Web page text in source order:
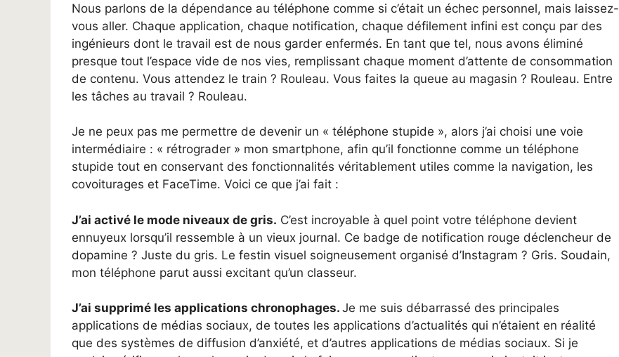
Nous parlons de la dépendance au téléphone comme si c’était un échec personnel, mais laissez-
vous aller. Chaque application, chaque notification, chaque défilement infini est conçu par des
ingénieurs dont le travail est de nous garder enfermés. En tant que tel, nous avons éliminé
presque tout l’espace vide de nos vies, remplissant chaque moment d’attente de consommation
de contenu. Vous attendez le train ? Rouleau. Vous faites la queue au magasin ? Rouleau. Entre
les tâches au travail ? Rouleau.
Je ne peux pas me permettre de devenir un « téléphone stupide », alors j’ai choisi une voie
intermédiaire : « rétrograder » mon smartphone, afin qu’il fonctionne comme un téléphone
stupide tout en conservant des fonctionnalités véritablement utiles comme la navigation, les
covoiturages et FaceTime. Voici ce que j’ai fait :
J’ai activé le mode niveaux de gris. C’est incroyable à quel point votre téléphone devient
ennuyeux lorsqu’il ressemble à un vieux journal. Ce badge de notification rouge déclencheur de
dopamine ? Juste du gris. Le festin visuel soigneusement organisé d’Instagram ? Gris. Soudain,
mon téléphone parut aussi excitant qu’un classeur.
J’ai supprimé les applications chronophages. Je me suis débarrassé des principales
applications de médias sociaux, de toutes les applications d’actualités qui n’étaient en réalité
que des systèmes de diffusion d’anxiété, et d’autres applications de médias sociaux. Si je